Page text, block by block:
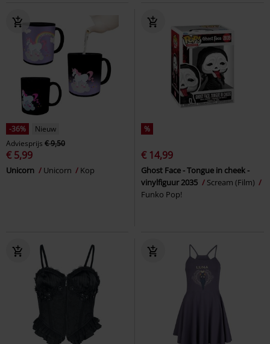
-36%
Nieuw
Adviesprijs € 9,50
€ 5,99
Unicorn Unicorn Kop
%
€ 14,99
Ghost Face - Tongue in cheek -
vinylfiguur 2035
Scream (Film)
Funko Pop!